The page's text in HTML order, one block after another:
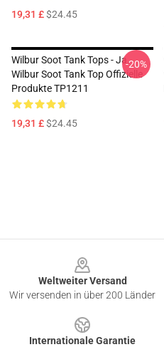
19,31 £$24.45
Wilbur Soot Tank Tops - Ja.
Wilbur Soot Tank Top Offizielle
Produkte TP1211
19,31 £$24.45
-20%
Weltweiter Versand
Wir versenden in über 200 Länder
Internationale Garantie